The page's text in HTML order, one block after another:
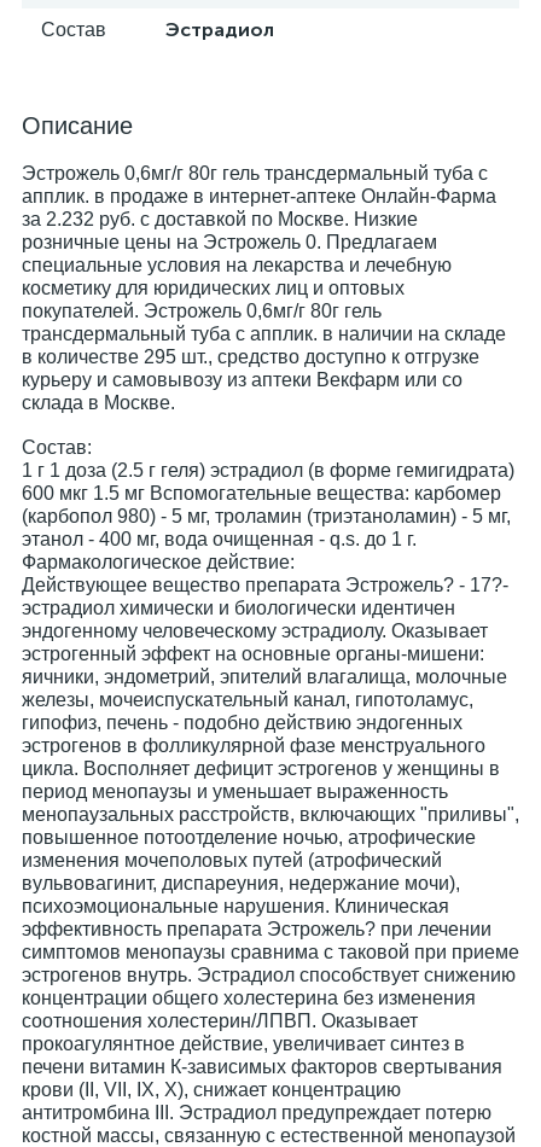
Состав Эстрадиол
Описание
Эстрожель 0,6мг/г 80г гель трансдермальный туба с
апплик. в продаже в интернет-аптеке Онлайн-Фарма
за 2.232 руб. с доставкой по Москве. Низкие
розничные цены на Эстрожель 0. Предлагаем
специальные условия на лекарства и лечебную
косметику для юридических лиц и оптовых
покупателей. Эстрожель 0,6мг/г 80г гель
трансдермальный туба с апплик. в наличии на складе
в количестве 295 шт., средство доступно к отгрузке
курьеру и самовывозу из аптеки Векфарм или со
склада в Москве.
Cостав:
1 г 1 доза (2.5 г геля) эстрадиол (в форме гемигидрата)
600 мкг 1.5 мг Вспомогательные вещества: карбомер
(карбопол 980) - 5 мг, троламин (триэтаноламин) - 5 мг,
этанол - 400 мг, вода очищенная - q.s. до 1 г.
Фармакологическое действие:
Действующее вещество препарата Эстрожель? - 17?-
эстрадиол химически и биологически идентичен
эндогенному человеческому эстрадиолу. Оказывает
эстрогенный эффект на основные органы-мишени:
яичники, эндометрий, эпителий влагалища, молочные
железы, мочеиспускательный канал, гипотоламус,
гипофиз, печень - подобно действию эндогенных
эстрогенов в фолликулярной фазе менструального
цикла. Восполняет дефицит эстрогенов у женщины в
период менопаузы и уменьшает выраженность
менопаузальных расстройств, включающих "приливы",
повышенное потоотделение ночью, атрофические
изменения мочеполовых путей (атрофический
вульвовагинит, диспареуния, недержание мочи),
психоэмоциональные нарушения. Клиническая
эффективность препарата Эстрожель? при лечении
симптомов менопаузы сравнима с таковой при приеме
эстрогенов внутрь. Эстрадиол способствует снижению
концентрации общего холестерина без изменения
соотношения холестерин/ЛПВП. Оказывает
прокоагулянтное действие, увеличивает синтез в
печени витамин К-зависимых факторов свертывания
крови (II, VII, IX, X), снижает концентрацию
антитромбина III. Эстрадиол предупреждает потерю
костной массы, связанную с естественной менопаузой